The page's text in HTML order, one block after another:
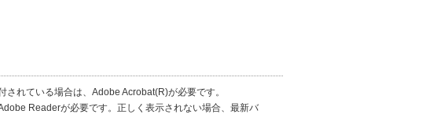
れている場合は、Adobe Acrobat(R)が必要です。
Readerが必要です。正しく表示されない場合、最新バ